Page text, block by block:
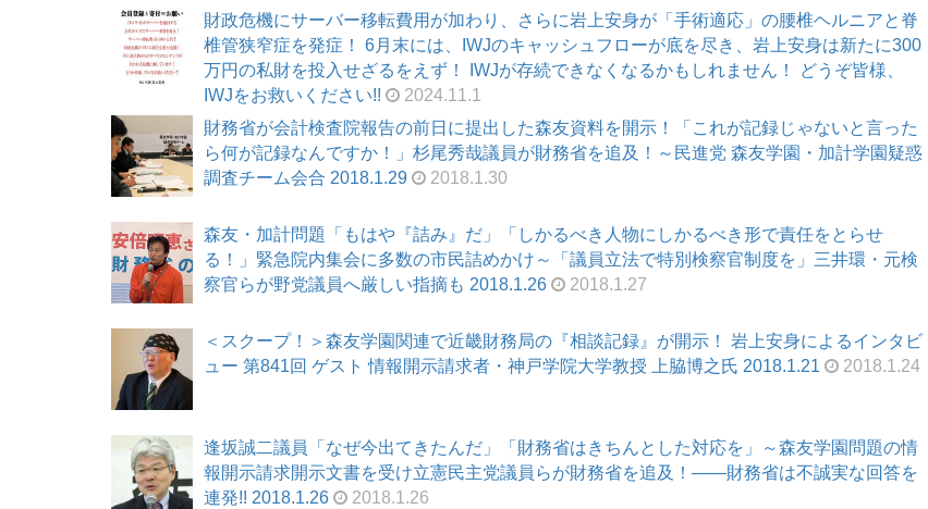
財政危機にサーバー移転費用が加わり、さらに岩上安身が「手術適応」の腰椎ヘルニアと脊
椎管狭窄症を発症！ 6月末には、IWJのキャッシュフローが底を尽き、岩上安身は新たに300
万円の私財を投入せざるをえず！ IWJが存続できなくなるかもしれません！ どうぞ皆様、
IWJをお救いください!!
2024.11.1
財務省が会計検査院報告の前日に提出した森友資料を開示！「これが記録じゃないと言った
ら何が記録なんですか！」杉尾秀哉議員が財務省を追及！～民進党 森友学園・加計学園疑惑
調査チーム会合 2018.1.29
2018.1.30
森友・加計問題「もはや『詰み』だ」「しかるべき人物にしかるべき形で責任をとらせ
る！」緊急院内集会に多数の市民詰めかけ～「議員立法で特別検察官制度を」三井環・元検
察官らが野党議員へ厳しい指摘も 2018.1.26
2018.1.27
＜スクープ！＞森友学園関連で近畿財務局の『相談記録』が開示！ 岩上安身によるインタビ
ュー 第841回 ゲスト 情報開示請求者・神戸学院大学教授 上脇博之氏 2018.1.21
2018.1.24
逢坂誠二議員「なぜ今出てきたんだ」「財務省はきちんとした対応を」～森友学園問題の情
報開示請求開示文書を受け立憲民主党議員らが財務省を追及！――財務省は不誠実な回答を
連発!! 2018.1.26
2018.1.26